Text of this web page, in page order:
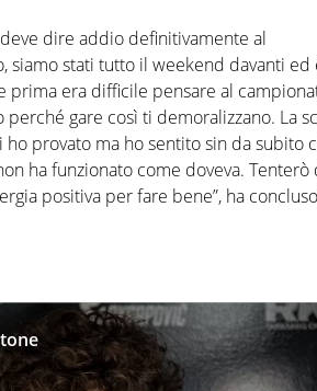
dire addio definitivamente al
siamo stati tutto il weekend davanti ed
prima era difficile pensare al
gare così ti demoralizzano. La
provato ma ho sentito sin da subito
ha funzionato come doveva. Tenterò
positiva per fare bene”, ha